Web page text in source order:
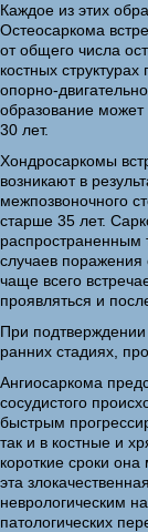
Каждое из этих
Остеосаркома
от общего числа
костных
опорно-
образование
30 лет.
Хондросаркомы
возникают в
межпозвоночного
старше 35 лет.
случаев
чаще всего
проявляться и
При
ранних стадиях,
Ангиосаркома
сосудистого
быстрым
так и в костные и
короткие сроки
эта
неврологическим
патологических